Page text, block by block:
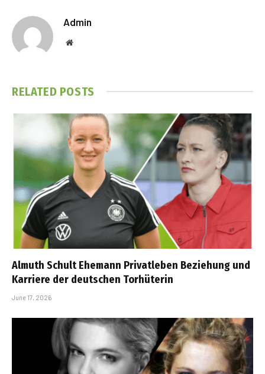
Admin
Website
RELATED POSTS
Almuth Schult Ehemann Privatleben Beziehung und
Karriere der deutschen Torhüterin
June 17, 2026